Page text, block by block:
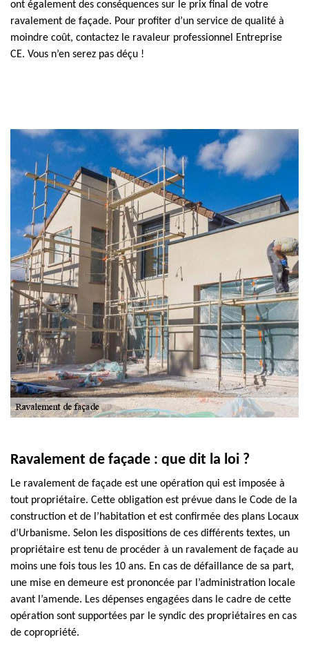
ont également des conséquences sur le prix final de votre
ravalement de façade. Pour profiter d’un service de qualité à
moindre coût, contactez le ravaleur professionnel Entreprise
CE. Vous n’en serez pas déçu !
Ravalement de façade : que dit la loi ?
Le ravalement de façade est une opération qui est imposée à
tout propriétaire. Cette obligation est prévue dans le Code de la
construction et de l’habitation et est confirmée des plans Locaux
d’Urbanisme. Selon les dispositions de ces différents textes, un
propriétaire est tenu de procéder à un ravalement de façade au
moins une fois tous les 10 ans. En cas de défaillance de sa part,
une mise en demeure est prononcée par l’administration locale
avant l’amende. Les dépenses engagées dans le cadre de cette
opération sont supportées par le syndic des propriétaires en cas
de copropriété.